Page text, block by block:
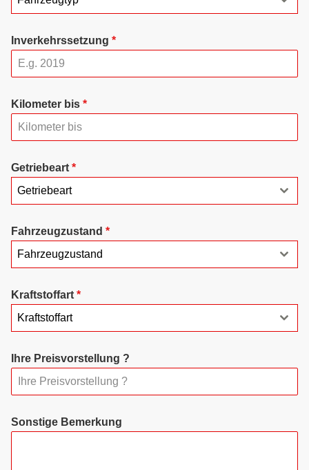
Inverkehrssetzung *
Kilometer bis *
Getriebeart *
Getriebeart
Fahrzeugzustand *
Fahrzeugzustand
Kraftstoffart *
Kraftstoffart
Ihre Preisvorstellung ?
Sonstige Bemerkung